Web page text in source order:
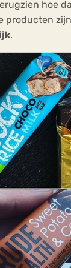
hoe
producten zijn
.